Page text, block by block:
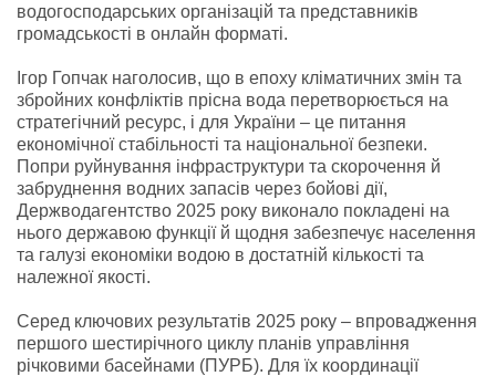
водогосподарських організацій та представників
громадськості в онлайн форматі.
Ігор Гопчак наголосив, що в епоху кліматичних змін та
збройних конфліктів прісна вода перетворюється на
стратегічний ресурс, і для України – це питання
економічної стабільності та національної безпеки.
Попри руйнування інфраструктури та скорочення й
забруднення водних запасів через бойові дії,
Держводагентство 2025 року виконало покладені на
нього державою функції й щодня забезпечує населення
та галузі економіки водою в достатній кількості та
належної якості.
Серед ключових результатів 2025 року – впровадження
першого шестирічного циклу планів управління
річковими басейнами (ПУРБ). Для їх координації